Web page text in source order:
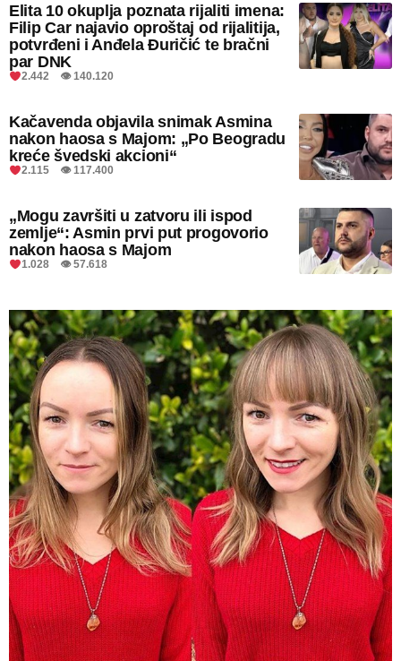
Elita 10 okuplja poznata rijaliti imena:
Filip Car najavio oproštaj od rijalitija,
potvrđeni i Anđela Đuričić te bračni
par DNK
2.442 👁 140.120
Kačavenda objavila snimak Asmina
nakon haosa s Majom: „Po Beogradu
kreće švedski akcioni“
2.115 👁 117.400
„Mogu završiti u zatvoru ili ispod
zemlje“: Asmin prvi put progovorio
nakon haosa s Majom
1.028 👁 57.618